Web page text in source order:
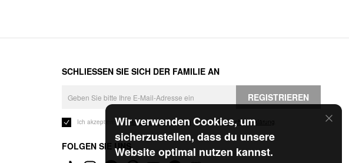
Wir verwenden Cookies, um
sicherzustellen, dass du unsere
Website optimal nutzen kannst.
SCHLIESSEN SIE SICH DER FAMILIE AN
REGISTRIEREN
Ich akzeptiere dieGeschäftsbedingungen und die Datenschutzerklärung
FOLGEN SIE UNS